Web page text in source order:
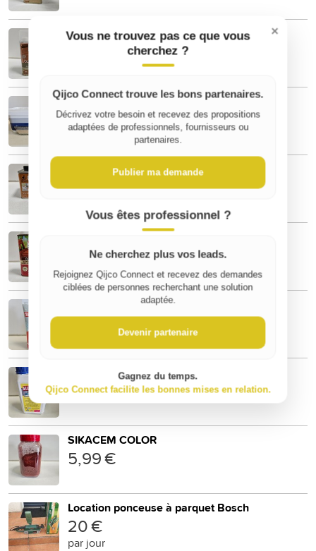
Huile meuble et boiserie teck mat 500ml
POINTE POUR CLOUEUSE A GAZ BERNER
2200PTES 2.9X50
29,99 €
VERNIS BOIS CHENE CLAIR BRILLANT
6,88 €
V33 HUILE MOBILIER DE JARDIN
7,80 €
TOUPRET ENDUIT EXTRA'REBOUCH
3,80 €
MULTILATEX 1.5L
18,36 €
SIKACEM COLOR
5,99 €
Location ponceuse à parquet Bosch
20 €
par jour
×
Vous ne trouvez pas ce que vous
cherchez ?
Qijco Connect trouve les bons partenaires.
Décrivez votre besoin et recevez des propositions
adaptées de professionnels, fournisseurs ou
partenaires.
Publier ma demande
Vous êtes professionnel ?
Ne cherchez plus vos leads.
Rejoignez Qijco Connect et recevez des demandes
ciblées de personnes recherchant une solution
adaptée.
Devenir partenaire
Gagnez du temps.
Qijco Connect facilite les bonnes mises en relation.